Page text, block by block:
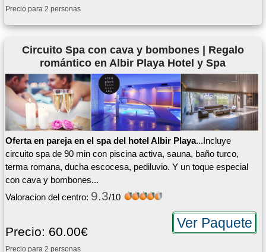
Precio para 2 personas
Circuito Spa con cava y bombones | Regalo
romántico en Albir Playa Hotel y Spa
Oferta en pareja en el spa del hotel Albir Playa...Incluye
circuito spa de 90 min con piscina activa, sauna, baño turco,
terma romana, ducha escocesa, pediluvio. Y un toque especial
con cava y bombones...
Valoracion del centro: 9.3/10
Ver Paquete
Precio: 60.00€
Precio para 2 personas